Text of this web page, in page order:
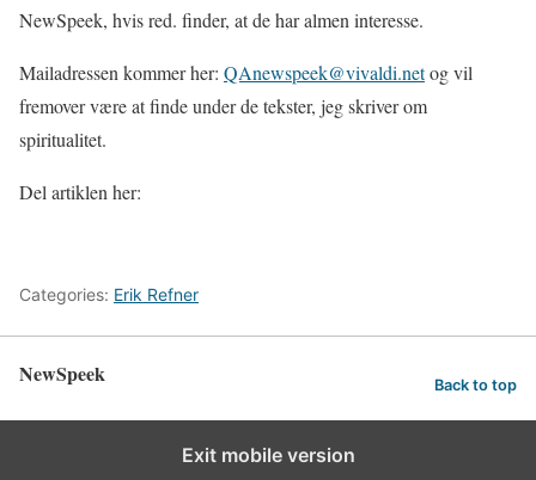
NewSpeek, hvis red. finder, at de har almen interesse.
Mailadressen kommer her: QAnewspeek@vivaldi.netog vil
fremover være at finde under de tekster, jeg skriver om
spiritualitet.
Del artiklen her:
Categories: Erik Refner
NewSpeek Back to top
Exit mobile version